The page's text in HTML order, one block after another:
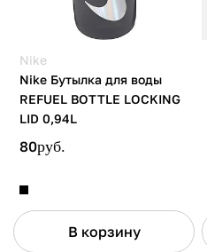
Nike
Nike Бутылка для воды
REFUEL BOTTLE LOCKING
LID 0,94L
80руб.
В корзину